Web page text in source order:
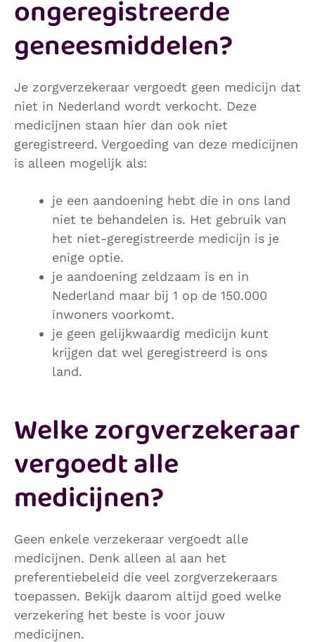
ongeregistreerde
geneesmiddelen?
Je zorgverzekeraar vergoedt geen medicijn dat
niet in Nederland wordt verkocht. Deze
medicijnen staan hier dan ook niet
geregistreerd. Vergoeding van deze medicijnen
is alleen mogelijk als:
je een aandoening hebt die in ons land
niet te behandelen is. Het gebruik van
het niet-geregistreerde medicijn is je
enige optie.
je aandoening zeldzaam is en in
Nederland maar bij 1 op de 150.000
inwoners voorkomt.
je geen gelijkwaardig medicijn kunt
krijgen dat wel geregistreerd is ons
land.
Welke zorgverzekeraar
vergoedt alle
medicijnen?
Geen enkele verzekeraar vergoedt alle
medicijnen. Denk alleen al aan het
preferentiebeleid die veel zorgverzekeraars
toepassen. Bekijk daarom altijd goed welke
verzekering het beste is voor jouw
medicijnen.